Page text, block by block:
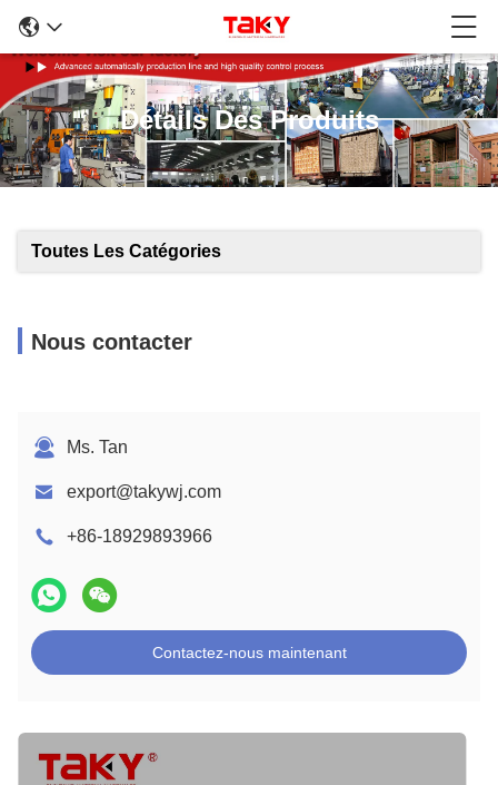
Détails Des Produits
Toutes Les Catégories
Nous contacter
Ms. Tan
export@takywj.com
+86-18929893966
Contactez-nous maintenant